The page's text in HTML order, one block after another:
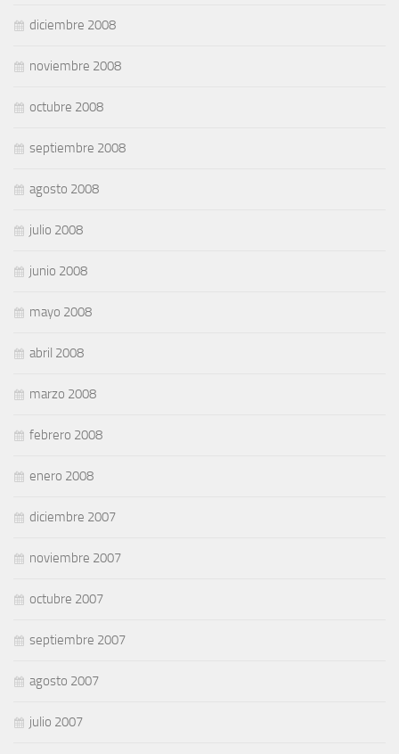
diciembre 2008
noviembre 2008
octubre 2008
septiembre 2008
agosto 2008
julio 2008
junio 2008
mayo 2008
abril 2008
marzo 2008
febrero 2008
enero 2008
diciembre 2007
noviembre 2007
octubre 2007
septiembre 2007
agosto 2007
julio 2007